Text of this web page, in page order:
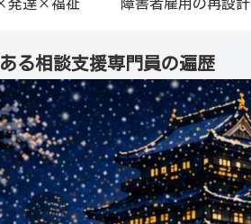
発達×福祉 障害者雇用の再設計
る相談支援専門員の遍歴